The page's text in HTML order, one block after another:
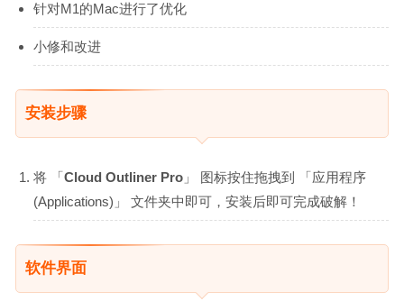
针对M1的Mac进行了优化
小修和改进
安装步骤
将 「Cloud Outliner Pro 」 图标按住拖拽到 「应用程序
(Applications)」 文件夹中即可，安装后即可完成破解！
软件界面